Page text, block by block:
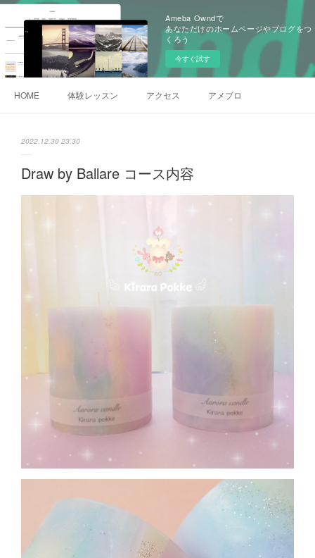
Ameba Owndで
あなただけのホームページやブログをつ
くろう
今すぐ試す
HOME 体験レッスン アクセス アメブロ
2022.12.30 23:30
Draw by Ballare コース内容